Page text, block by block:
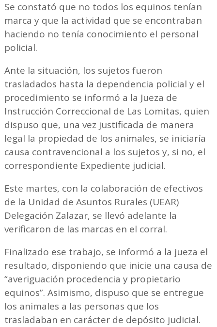
Se constató que no todos los equinos tenían
marca y que la actividad que se encontraban
haciendo no tenía conocimiento el personal
policial.
Ante la situación, los sujetos fueron
trasladados hasta la dependencia policial y el
procedimiento se informó a la Jueza de
Instrucción Correccional de Las Lomitas, quien
dispuso que, una vez justificada de manera
legal la propiedad de los animales, se iniciaría
causa contravencional a los sujetos y, si no, el
correspondiente Expediente judicial.
Este martes, con la colaboración de efectivos
de la Unidad de Asuntos Rurales (UEAR)
Delegación Zalazar, se llevó adelante la
verificaron de las marcas en el corral.
Finalizado ese trabajo, se informó a la jueza el
resultado, disponiendo que inicie una causa de
“averiguación procedencia y propietario
equinos”. Asimismo, dispuso que se entregue
los animales a las personas que los
trasladaban en carácter de depósito judicial.